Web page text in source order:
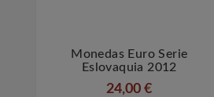
 
Monedas Euro Serie
Eslovaquia 2012
24,00 €